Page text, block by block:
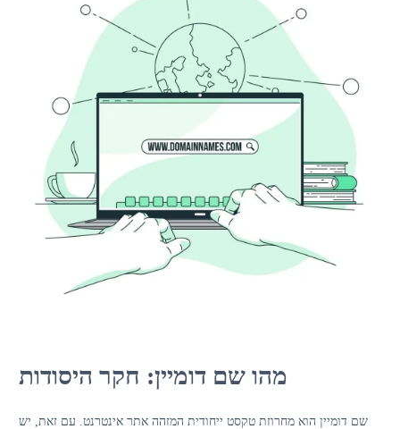
מהו שם דומיין: חקר היסודות
שם דומיין הוא מחרוזת טקסט ייחודית המזהה אתר אינטרנט. עם זאת, יש